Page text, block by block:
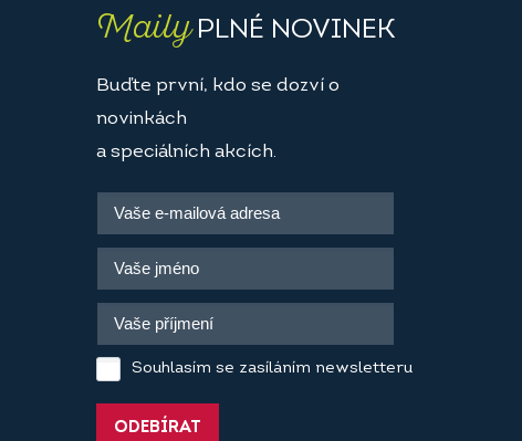
MailyPLNÉ NOVINEK
Buďte první, kdo se dozví o
novinkách
a speciálních akcích.
Souhlasím se zasíláním newsletteru
ODEBÍRAT